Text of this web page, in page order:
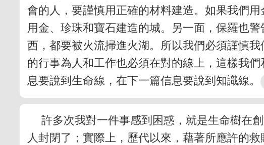
會的人，要謹慎用正確的材料建造。如果我們
用金、珍珠和寶石建造的城。另一面，保羅也
西，都要被火流掃進火湖。所以我們必須謹慎
的行事為人和工作也必須在對的線上，這樣我
息要說到生命線，在下一篇信息要說到知識線。
許多次我對一件事感到困惑，就是生命樹在
人封閉了；實際上，歷代以來，藉著所應許的